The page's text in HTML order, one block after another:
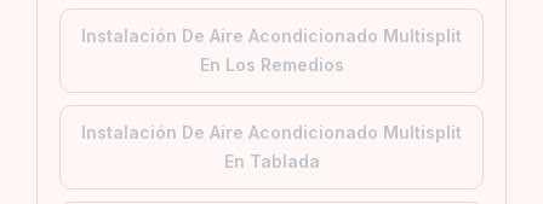
Instalación De Aire Acondicionado Multisplit
En Los Remedios
Instalación De Aire Acondicionado Multisplit
En Tablada